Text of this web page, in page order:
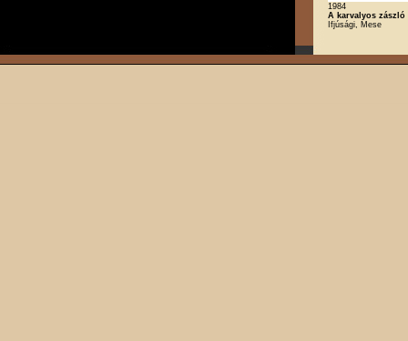
1984
A karvalyos zászló
Ifjúsági, Mese